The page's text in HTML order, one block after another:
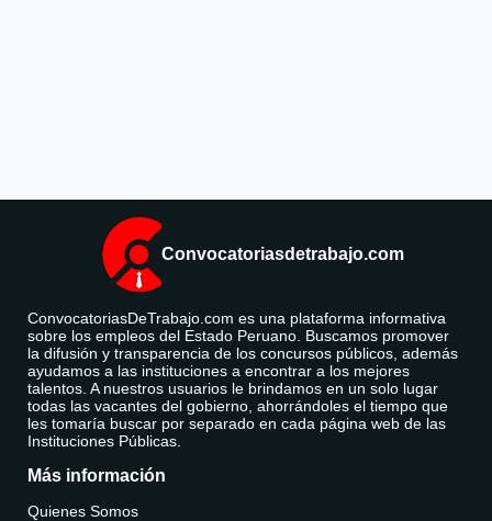
Convocatoriasdetrabajo.com
ConvocatoriasDeTrabajo.com es una plataforma informativa
sobre los empleos del Estado Peruano. Buscamos promover
la difusión y transparencia de los concursos públicos, además
ayudamos a las instituciones a encontrar a los mejores
talentos. A nuestros usuarios le brindamos en un solo lugar
todas las vacantes del gobierno, ahorrándoles el tiempo que
les tomaría buscar por separado en cada página web de las
Instituciones Públicas.
Más información
Quienes Somos